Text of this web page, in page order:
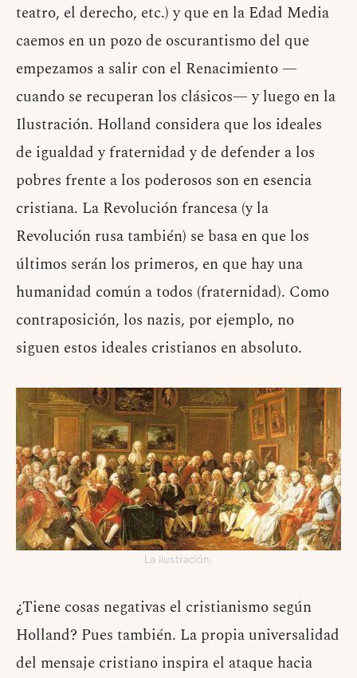
teatro, el derecho, etc.) y que en la Edad Media
caemos en un pozo de oscurantismo del que
empezamos a salir con el Renacimiento —
cuando se recuperan los clásicos— y luego en la
Ilustración. Holland considera que los ideales
de igualdad y fraternidad y de defender a los
pobres frente a los poderosos son en esencia
cristiana. La Revolución francesa (y la
Revolución rusa también) se basa en que los
últimos serán los primeros, en que hay una
humanidad común a todos (fraternidad). Como
contraposición, los nazis, por ejemplo, no
siguen estos ideales cristianos en absoluto.
La ilustración.
¿Tiene cosas negativas el cristianismo según
Holland? Pues también. La propia universalidad
del mensaje cristiano inspira el ataque hacia